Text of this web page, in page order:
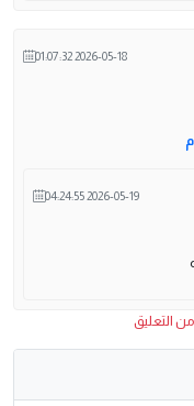
2026-05-18 01:07:32
2026-05-19 04:24:55
التعليق